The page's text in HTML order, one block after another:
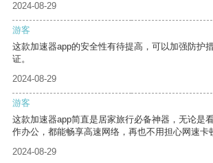
2024-08-29
游客
这款加速器app的安全性有待提高，可以加强防护
证。
2024-08-29
游客
这款加速器app简直是居家旅行必备神器，无论是
作办公，都能畅享高速网络，再也不用担心网速卡
2024-08-29